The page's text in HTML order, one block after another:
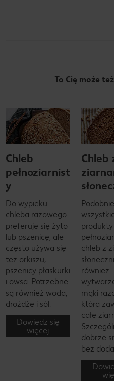
To Cię może
Chleb
pełnoziarnist
y
Do wypieku
chleba razowego
preferuje się żyto
lub pszenicę, ale
często używa się
też orkiszu,
pszenicy płaskurki
i owsa. Potrzebne
są również woda,
drożdże i sól.
Dowiedz się
więcej
Chleb
produkty
chleb z
również
mąki
która
całe
dobrze
bez